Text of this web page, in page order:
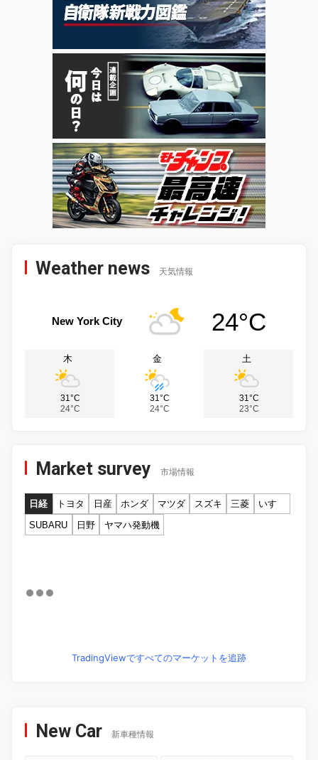
Weather news 天気情報
New York City 24°C
木
31°C
24°C
金
31°C
24°C
土
31°C
23°C
Market survey 市場情報
日経 トヨタ 日産 ホンダ マツダ スズキ 三菱
いすゞ
SUBARU
日野 ヤマハ発動機
TradingViewですべてのマーケットを追跡
New Car 新車種情報